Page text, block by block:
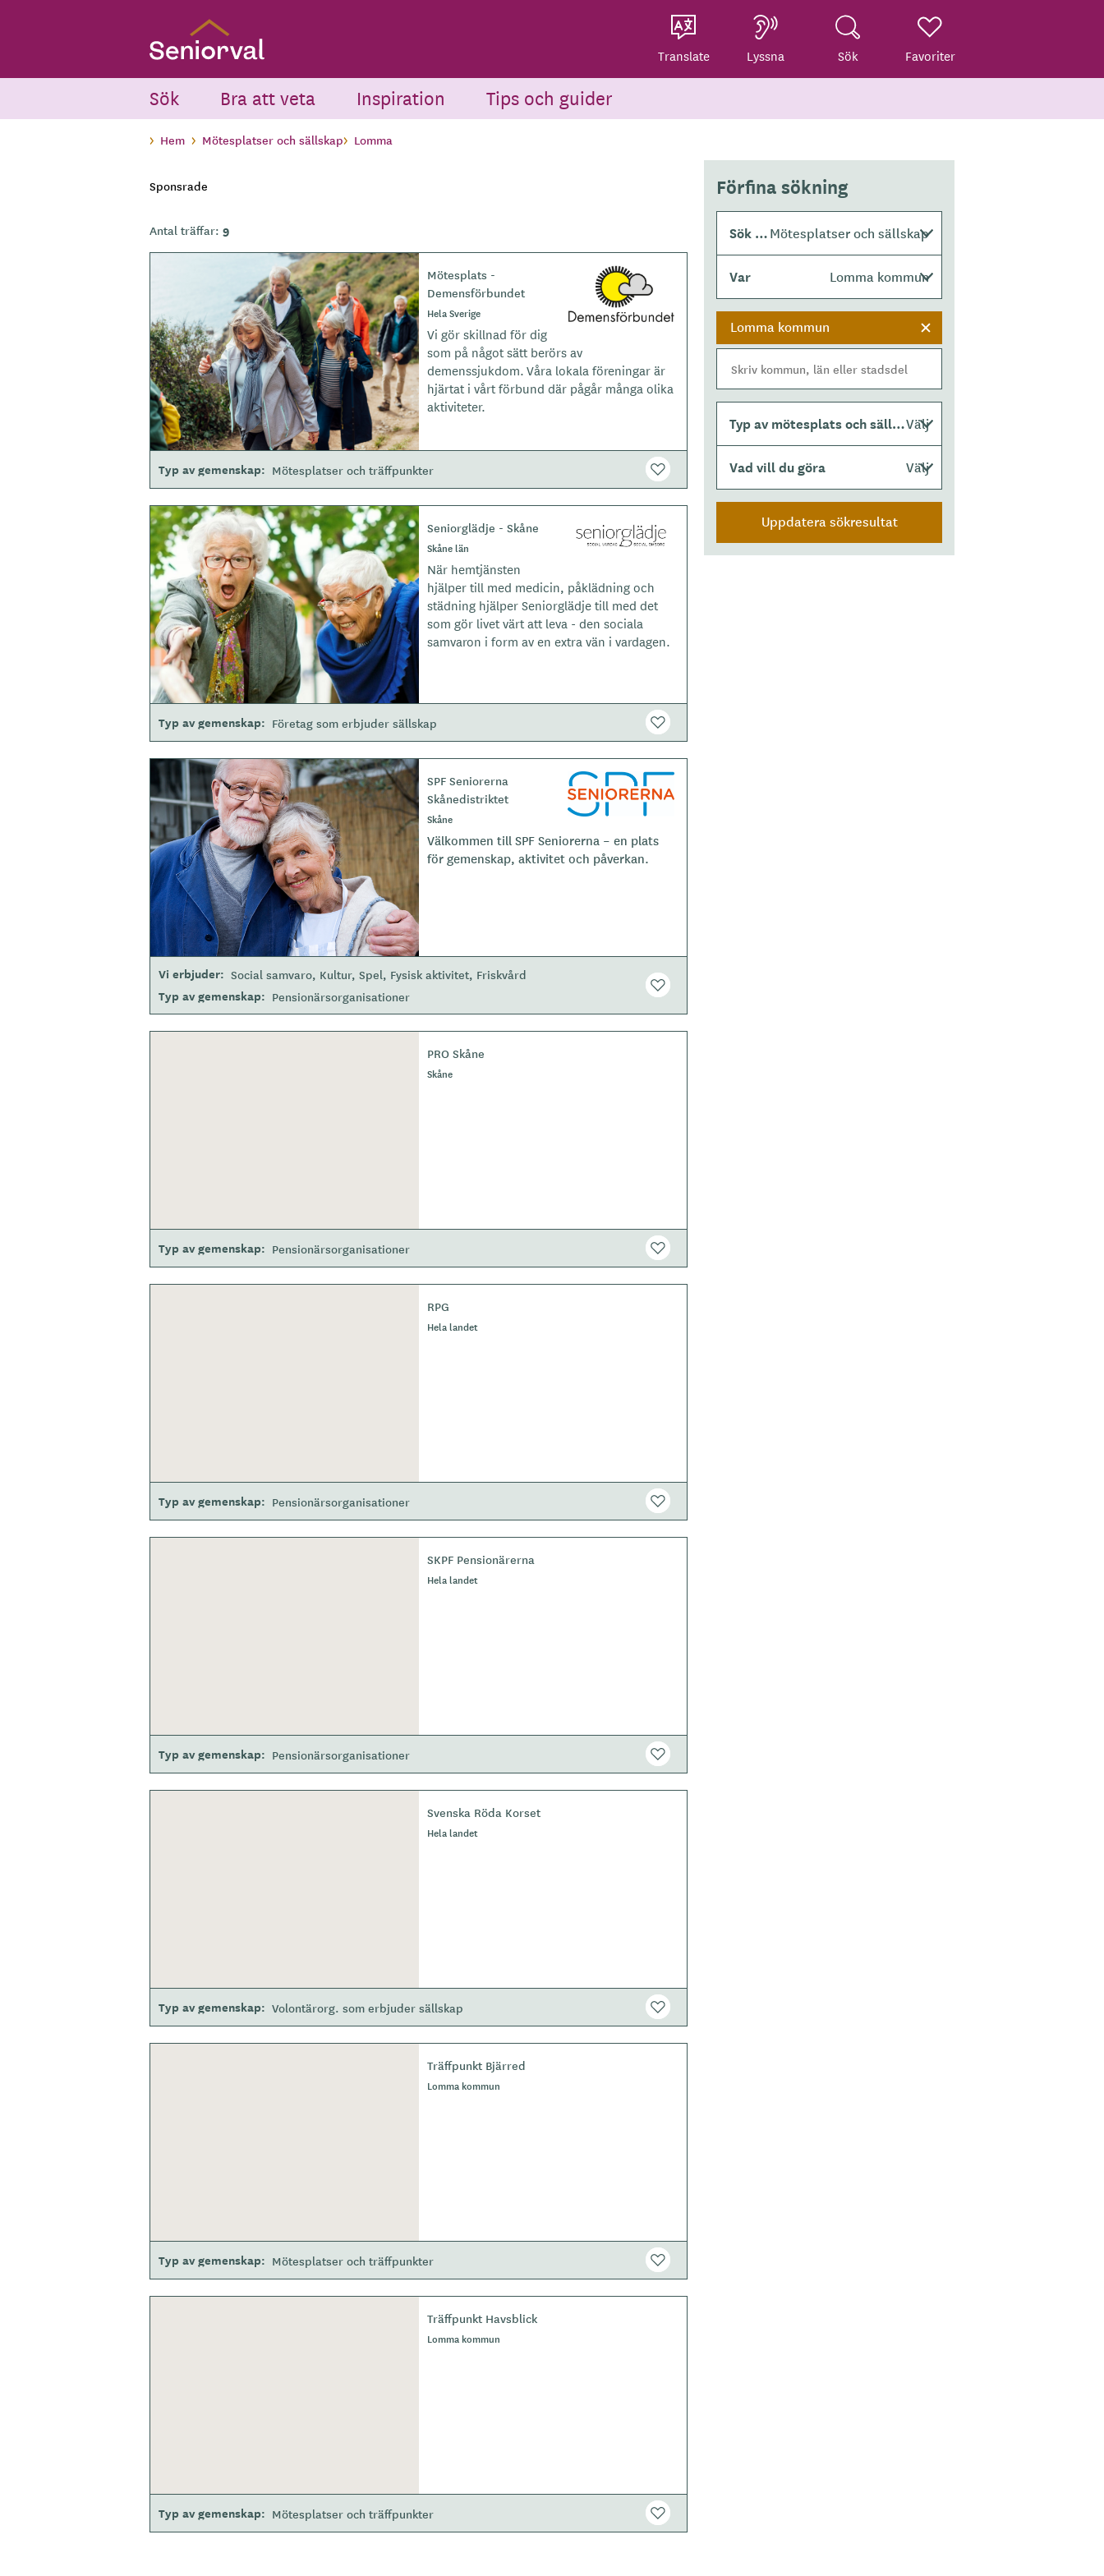
Translate Lyssna Sök Favoriter
Sök Bra att veta Inspiration Tips och guider
Hem Mötesplatser och sällskap Lomma
Sponsrade
Antal träffar: 9
d
e
r
g
t
y
p
e
Mötesplats -
Demensförbundet
Hela Sverige
Vi gör skillnad för dig
som på något sätt berörs av
demenssjukdom. Våra lokala föreningar är
hjärtat i vårt förbund där pågår många olika
aktiviteter.
Typ av gemenskap Mötesplatser och träffpunkter
B
i
l
d
e
r
o
t
p
Seniorglädje - Skåne
Skåne län
När hemtjänsten
hjälper till med medicin, påklädning och
städning hjälper Seniorglädje till med det
som gör livet värt att leva - den sociala
samvaron i form av en extra vän i vardagen.
Typ av gemenskap Företag som erbjuder sällskap
i
l
d
e
r
L
o
g
o
t
SPF Seniorerna
Skånedistriktet
Skåne
Välkommen till SPF Seniorerna – en plats
för gemenskap, aktivitet och påverkan.
Vi erbjuder Social samvaro Kultur Spel Fysisk aktivitet Friskvård
Typ av gemenskap Pensionärsorganisationer
PRO Skåne
Skåne
Typ av gemenskap Pensionärsorganisationer
RPG
Hela landet
Typ av gemenskap Pensionärsorganisationer
SKPF Pensionärerna
Hela landet
Typ av gemenskap Pensionärsorganisationer
Svenska Röda Korset
Hela landet
Typ av gemenskap Volontärorg. som erbjuder sällskap
Träffpunkt Bjärred
Lomma kommun
Typ av gemenskap Mötesplatser och träffpunkter
Träffpunkt Havsblick
Lomma kommun
Typ av gemenskap Mötesplatser och träffpunkter
Förfina sökning
Sök efterMötesplatser och sällskap
Var Lomma kommun
Lomma kommun
Typ av mötesplats och sällskapVälj
Vad vill du göra Välj